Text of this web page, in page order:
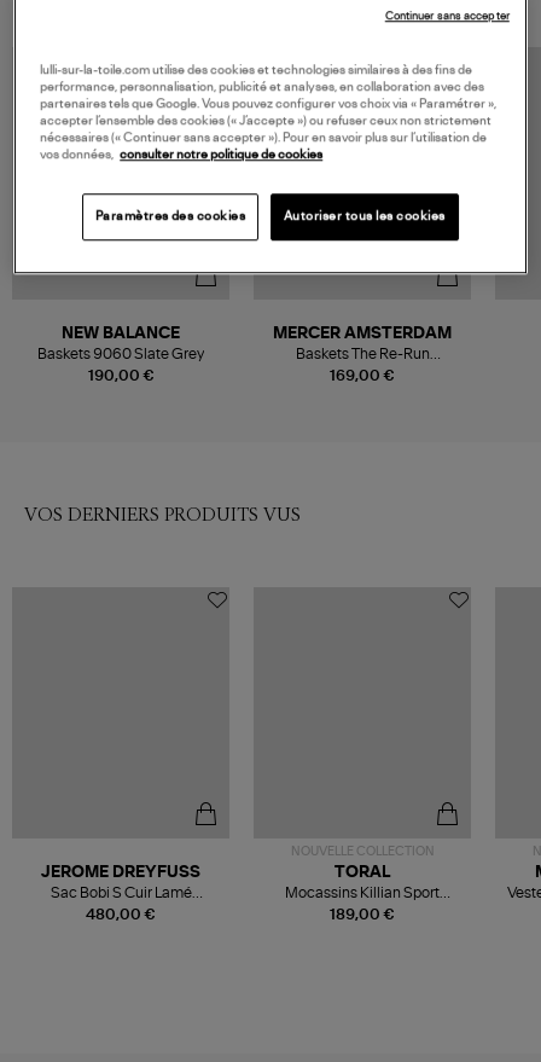
190,00 €
NEW BALANCE
Baskets 9060 Slate Grey
169,00 €
MERCER AMSTERDAM
Baskets The Re-Run
Champagne Grey
VOS DERNIERS PRODUITS VUS
480,00 €
JEROME DREYFUSS
Sac Bobi S Cuir Lamé
Champagne
NOUVELLE COLLECTION
189,00 €
TORAL
Mocassins Killian Sport
Mousse
lulli-sur-la-toile.com utilise des cookies et technologies similaires à des fins de
performance, personnalisation, publicité et analyses, en collaboration avec des
partenaires tels que Google. Vous pouvez configurer vos choix via « Paramétrer »,
accepter l’ensemble des cookies (« J’accepte ») ou refuser ceux non strictement
nécessaires (« Continuer sans accepter »). Pour en savoir plus sur l’utilisation de
vos données, consulter notre politique de cookies
Paramètres des cookies Autoriser tous les cookies
Continuer sans accepter